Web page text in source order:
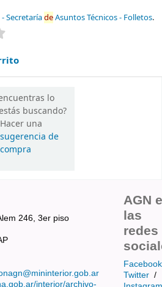
SecretaríadeAsuntos Técnicos - Folletos.
lo
buscando?
Hacer una
sugerencia de
compra
246, 3er piso
interior/archivo-
AGN
las
redes
Facebook
Twitter /